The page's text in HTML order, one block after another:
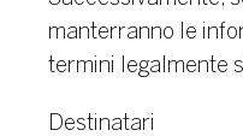
manterranno le
termini legalmente
Destinatari